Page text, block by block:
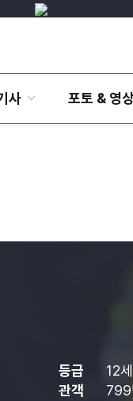
사 포토 & 영
등급
12
관객
799